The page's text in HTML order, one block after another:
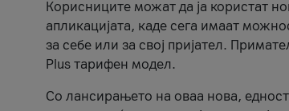
Корисниците можат да ја користат
апликацијата, каде сега имаат
за себе или за свој пријател.
Plus тарифен модел.
Со лансирањето на оваа нова,